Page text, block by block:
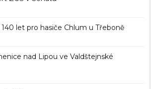
let pro hasiče Chlum u Třeboně
nad Lipou ve Valdštejnské